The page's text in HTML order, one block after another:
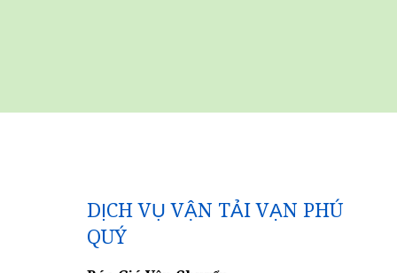
DỊCH VỤ VẬN TẢI VẠN PHÚ
QUÝ